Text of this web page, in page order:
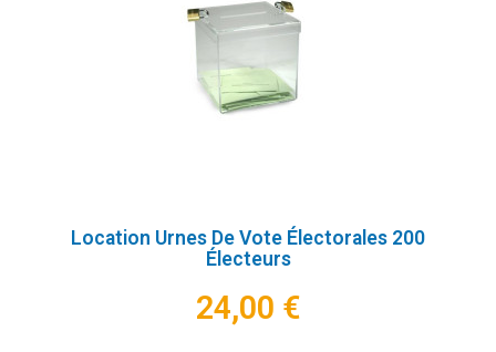
Location Urnes De Vote Électorales 200
Électeurs
24,00 €